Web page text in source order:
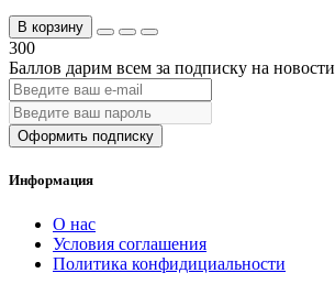
В корзину
300
Баллов дарим всем за подписку на новости
Оформить подписку
Информация
О нас
Условия соглашения
Политика конфидициальности